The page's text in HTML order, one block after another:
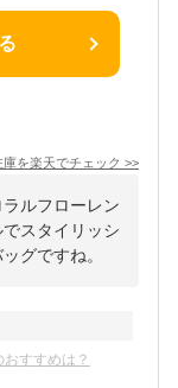
庫を楽天でチェック >>
ルフローレン
スタイリッシ
グですね。
すすめは？